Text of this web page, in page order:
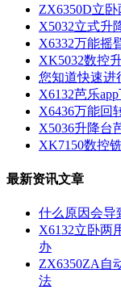
ZX6350D立
X5032立式升
X6332万能摇
XK5032数控
您知道快速进行
X6132芭乐
X6436万能回
X5036升降台
XK7150数控铣
最新资讯文章
什么原因会导
X6132立卧两
办
ZX6350ZA自
法